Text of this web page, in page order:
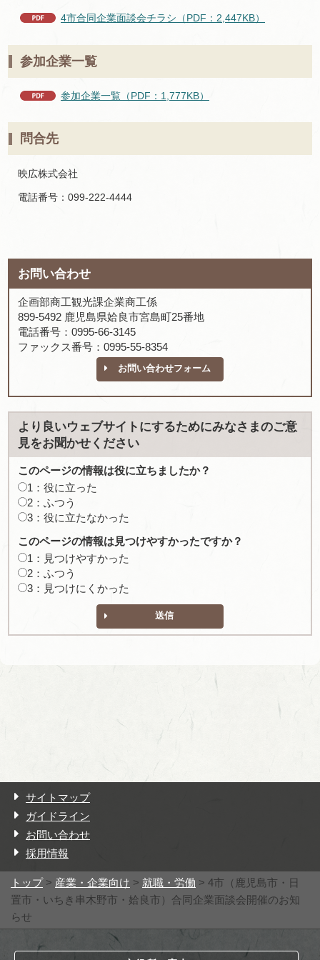
4市合同企業面談会チラシ（PDF：2,447KB）
参加企業一覧
参加企業一覧（PDF：1,777KB）
問合先
映広株式会社
電話番号：099-222-4444
お問い合わせ
企画部商工観光課企業商工係
899-5492 鹿児島県姶良市宮島町25番地
電話番号：0995-66-3145
ファックス番号：0995-55-8354
お問い合わせフォーム
より良いウェブサイトにするためにみなさまのご意
見をお聞かせください
このページの情報は役に立ちましたか？
1：役に立った
2：ふつう
3：役に立たなかった
このページの情報は見つけやすかったですか？
1：見つけやすかった
2：ふつう
3：見つけにくかった
送信
サイトマップ
ガイドライン
お問い合わせ
採用情報
トップ> 産業・企業向け > 就職・労働 > 4市（鹿児島市・日
置市・いちき串木野市・姶良市）合同企業面談会開催のお知
らせ